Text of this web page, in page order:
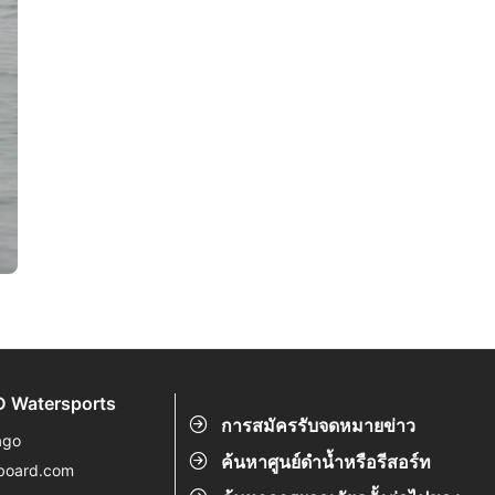
การสมัครรับจดหมายข่าว
ค้นหาศูนย์ดำน้ำหรือรีสอร์ท
Watersports